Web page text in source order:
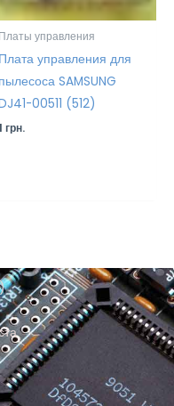
Платы управления
Плата управления для
пылесоса SAMSUNG
00511 (512)
грн.